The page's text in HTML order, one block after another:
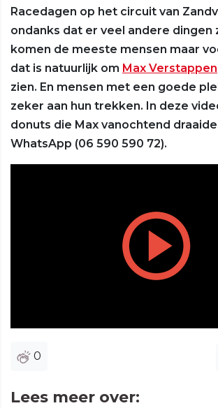
Racedagen op het circuit van
ondanks dat er veel andere dingen
komen de meeste mensen maar
dat is natuurlijk om Max Verstappen
zien. En mensen met een goede
zeker aan hun trekken. In deze
donuts die Max vanochtend
WhatsApp (06 590 590 72).
0
Lees meer over: